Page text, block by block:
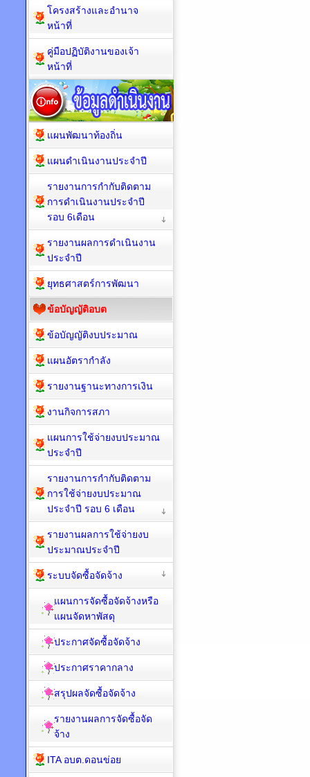
โครงสร้างและอำนาจ
หน้าที่
คู่มือปฏิบัติงานของเจ้า
หน้าที่
แผนพัฒนาท้องถิ่น
แผนดำเนินงานประจำปี
รายงานการกำกับติดตาม
การดำเนินงานประจำปี
รอบ 6เดือน
รายงานผลการดำเนินงาน
ประจำปี
ยุทธศาสตร์การพัฒนา
ข้อบัญญัติอบต
ข้อบัญญัติงบประมาณ
แผนอัตรากำลัง
รายงานฐานะทางการเงิน
งานกิจการสภา
แผนการใช้จ่ายงบประมาณ
ประจำปี
รายงานการกำกับติดตาม
การใช้จ่ายงบประมาณ
ประจำปี รอบ 6 เดือน
รายงานผลการใช้จ่ายงบ
ประมาณประจำปี
ระบบจัดซื้อจัดจ้าง
แผนการจัดซื้อจัดจ้างหรือ
แผนจัดหาพัสดุ
ประกาศจัดซื้อจัดจ้าง
ประกาศราคากลาง
สรุปผลจัดซื้อจัดจ้าง
รายงานผลการจัดซื้อจัด
จ้าง
ITA อบต.ดอนข่อย